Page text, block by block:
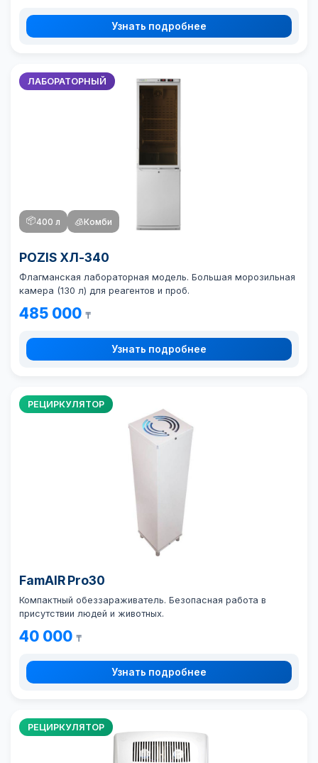
Узнать подробнее
ЛАБОРАТОРНЫЙ
📦400 л 🧊Комби
POZIS ХЛ-340
Флагманская лабораторная модель. Большая морозильная
камера (130 л) для реагентов и проб.
485 000 ₸
Узнать подробнее
РЕЦИРКУЛЯТОР
FamAIR Pro30
Компактный обеззараживатель. Безопасная работа в
присутствии людей и животных.
40 000 ₸
Узнать подробнее
РЕЦИРКУЛЯТОР